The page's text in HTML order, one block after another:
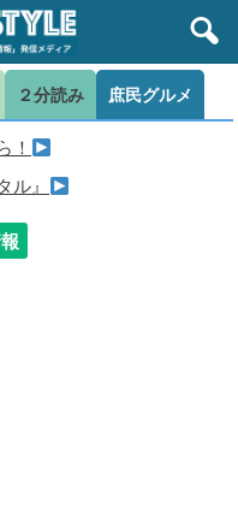
２分読み 庶民グルメ
！
』